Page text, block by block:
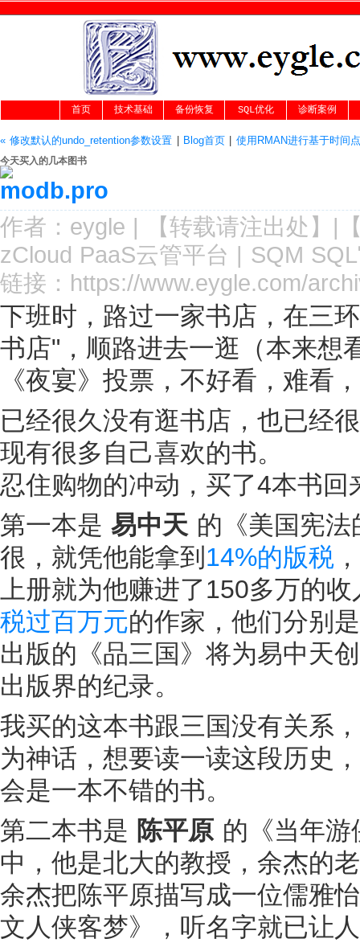
首页 技术基础 备份恢复 SQL优化 诊断案例
« 修改默认的undo_retention参数设置 Blog首页| 使用RMAN进行基于时间
今天买入的几本图书
作者： eygle | 【转载请注出处 】|
zCloud PaaS云管平台 | SQM
链接： https://www.eygle.com/
下班时，路过一家书店，在三
书店"，顺路进去一逛（本来想
《夜宴》投票，不好看，难看
已经很久没有逛书店，也已经
现有很多自己喜欢的书。
忍住购物的冲动，买了4本书回
第一本是易中天 的《美国宪
很，就凭他能拿到 14%的版税
上册就为他赚进了150多万的
税过百万元的作家，他们分别
出版的《品三国》将为易中天
出版界的纪录。
我买的这本书跟三国没有关系
为神话，想要读一读这段历史
会是一本不错的书。
第二本书是 陈平原 的《当年
中，他是北大的教授，余杰的
余杰把陈平原描写成一位儒雅
文人侠客梦》，听名字就已让